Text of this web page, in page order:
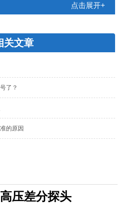
点击展开+
关文章
了？
的原因
压差分探头